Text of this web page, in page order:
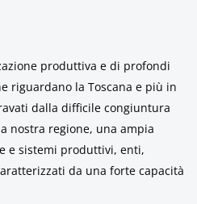
produttiva e di profondi
riguardano la Toscana e più in
dalla difficile congiuntura
nostra regione, una ampia
e sistemi produttivi, enti,
da una forte capacità